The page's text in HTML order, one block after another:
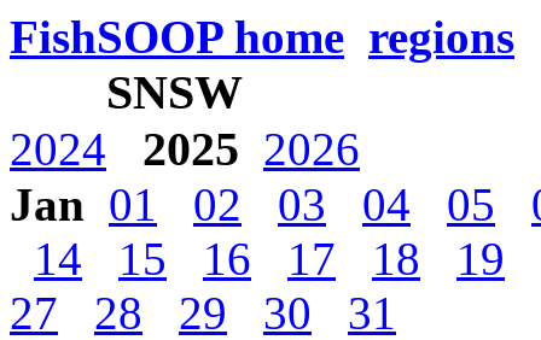
FishSOOP home regions
SNSW
2024 2025 2026
Jan 01 02 03 04 05
14
15 16 17 18
19
27
28 29 30
31